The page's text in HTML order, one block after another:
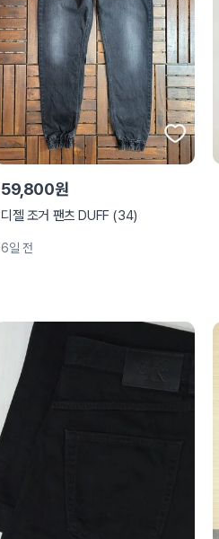
59,800원
디젤 조거 팬츠 DUFF (34)
6일 전